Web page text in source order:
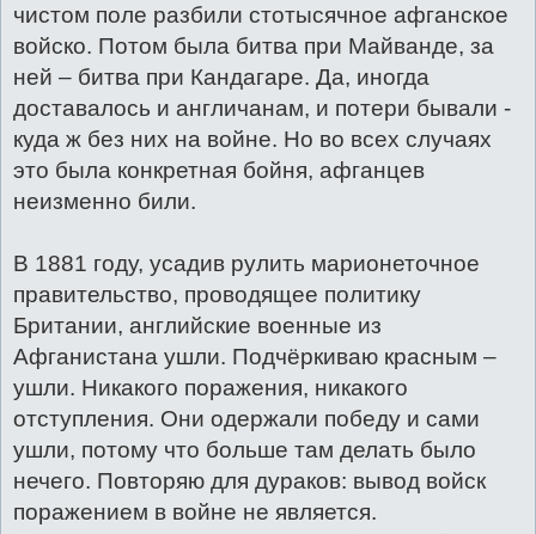
чистом поле разбили стотысячное афганское
войско. Потом была битва при Майванде, за
ней – битва при Кандагаре. Да, иногда
доставалось и англичанам, и потери бывали -
куда ж без них на войне. Но во всех случаях
это была конкретная бойня, афганцев
неизменно били.
В 1881 году, усадив рулить марионеточное
правительство, проводящее политику
Британии, английские военные из
Афганистана ушли. Подчёркиваю красным –
ушли. Никакого поражения, никакого
отступления. Они одержали победу и сами
ушли, потому что больше там делать было
нечего. Повторяю для дураков: вывод войск
поражением в войне не является.